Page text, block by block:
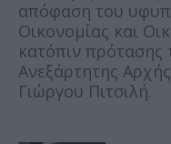
απόφαση του
Οικονομίας και
κατόπιν πρότασης
Ανεξάρτητης
Γιώργου Πιτσιλή.